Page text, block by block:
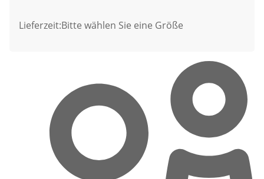
Lieferzeit:Bitte wählen Sie eine Größe